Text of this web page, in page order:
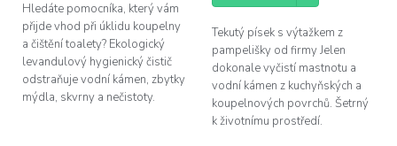
Hledáte pomocníka, který vám
přijde vhod při úklidu koupelny
a čištění toalety? Ekologický
levandulový hygienický čistič
odstraňuje vodní kámen, zbytky
mýdla, skvrny a nečistoty.
Tekutý písek s výtažkem z
pampelišky od firmy Jelen
dokonale vyčistí mastnotu a
vodní kámen z kuchyňských a
koupelnových povrchů. Šetrný
k životnímu prostředí.